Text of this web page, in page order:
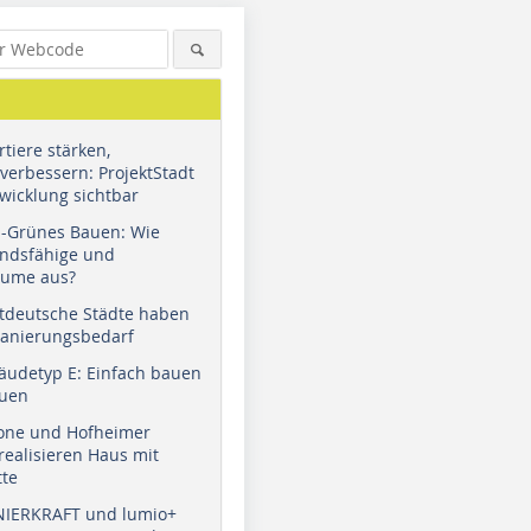
stärken,
ProjektStadt
sichtbar
Grünes Bauen: Wie
und
aus?
Städte haben
E: Einfach bauen
und Hofheimer
Haus mit
und lumio+